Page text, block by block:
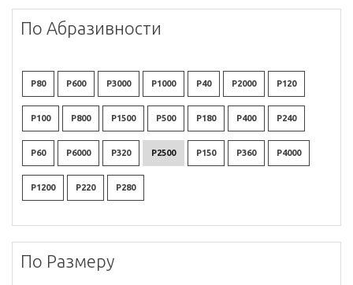
По Абразивности
P80 P600 P3000 P1000 P40 P2000 P120
P100 P800 P1500 P500 P180 P400 P240
P60 P6000 P320 P2500 P150 P360 P4000
P1200 P220 P280
По Размеру